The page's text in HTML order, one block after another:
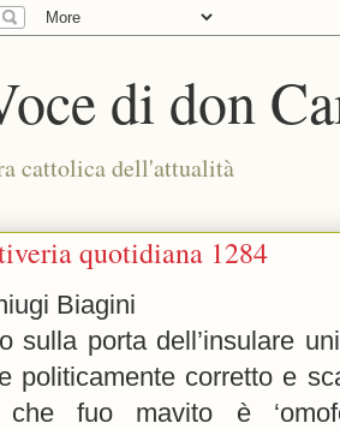
di don
cattolica dell'attualità
quotidiana 1284
Biagini
sulla porta dell’insulare
politicamente corretto e
fuo mavito è